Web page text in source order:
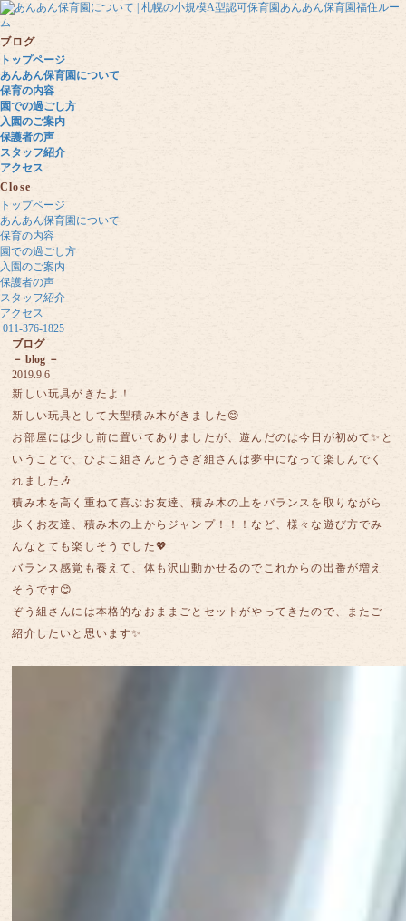
ブログ
トップページ
あんあん保育園について
保育の内容
園での過ごし方
入園のご案内
保護者の声
スタッフ紹介
アクセス
Close
トップページ
あんあん保育園について
保育の内容
園での過ごし方
入園のご案内
保護者の声
スタッフ紹介
アクセス
011-376-1825
ブログ
－ blog －
2019.9.6
新しい玩具がきたよ！
新しい玩具として大型積み木がきました😊
お部屋には少し前に置いてありましたが、遊んだのは今日が初めて✨と
いうことで、ひよこ組さんとうさぎ組さんは夢中になって楽しんでく
れました🎶
積み木を高く重ねて喜ぶお友達、積み木の上をバランスを取りながら
歩くお友達、積み木の上からジャンプ！！！など、様々な遊び方でみ
んなとても楽しそうでした💖
バランス感覚も養えて、体も沢山動かせるのでこれからの出番が増え
そうです😊
ぞう組さんには本格的なおままごとセットがやってきたので、またご
紹介したいと思います✨